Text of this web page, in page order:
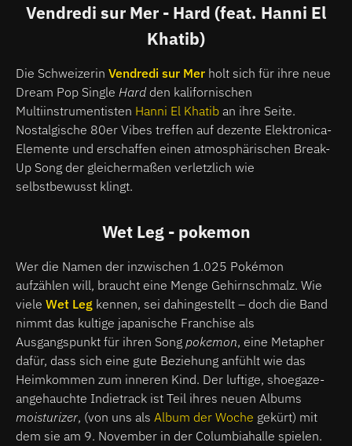
Vendredi sur Mer - Hard (feat. Hanni El
Khatib)
Die Schweizerin Vendredi sur Mer holt sich für ihre neue
Dream Pop Single Hard den kalifornischen
Multiinstrumentisten Hanni El Khatib an ihre Seite.
Nostalgische 80er Vibes treffen auf dezente Elektronica-
Elemente und erschaffen einen atmosphärischen Break-
Up Song der gleichermaßen verletzlich wie
selbstbewusst klingt.
Wet Leg - pokemon
Wer die Namen der inzwischen 1.025 Pokémon
aufzählen will, braucht eine Menge Gehirnschmalz. Wie
viele Wet Leg kennen, sei dahingestellt – doch die Band
nimmt das kultige japanische Franchise als
Ausgangspunkt für ihren Song pokemon, eine Metapher
dafür, dass sich eine gute Beziehung anfühlt wie das
Heimkommen zum inneren Kind. Der luftige, shoegaze-
angehauchte Indietrack ist Teil ihres neuen Albums
moisturizer, (von uns als Album der Woche gekürt) mit
dem sie am 9. November in der Columbiahalle spielen.